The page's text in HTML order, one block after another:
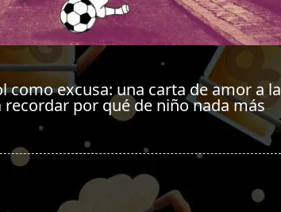
como excusa: una carta de amor a la
por qué de niño nada más